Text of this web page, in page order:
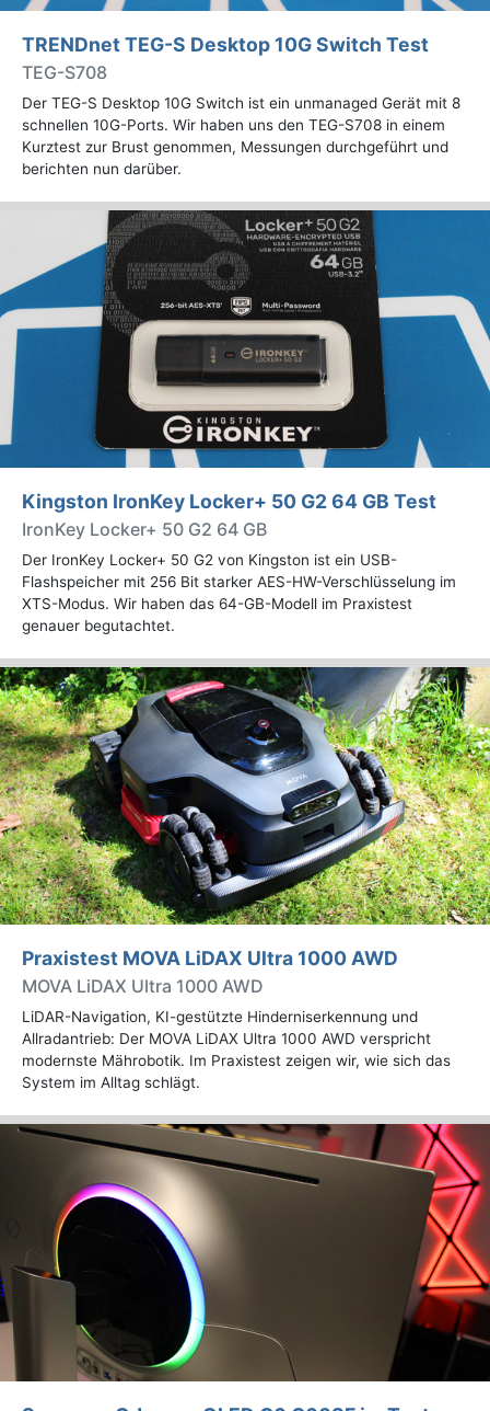
TRENDnet TEG-S Desktop 10G Switch Test
TEG-S708
Der TEG-S Desktop 10G Switch ist ein unmanaged Gerät mit 8
schnellen 10G-Ports. Wir haben uns den TEG-S708 in einem
Kurztest zur Brust genommen, Messungen durchgeführt und
berichten nun darüber.
Kingston IronKey Locker+ 50 G2 64 GB Test
IronKey Locker+ 50 G2 64 GB
Der IronKey Locker+ 50 G2 von Kingston ist ein USB-
Flashspeicher mit 256 Bit starker AES-HW-Verschlüsselung im
XTS-Modus. Wir haben das 64-GB-Modell im Praxistest
genauer begutachtet.
Praxistest MOVA LiDAX Ultra 1000 AWD
MOVA LiDAX Ultra 1000 AWD
LiDAR-Navigation, KI-gestützte Hinderniserkennung und
Allradantrieb: Der MOVA LiDAX Ultra 1000 AWD verspricht
modernste Mährobotik. Im Praxistest zeigen wir, wie sich das
System im Alltag schlägt.